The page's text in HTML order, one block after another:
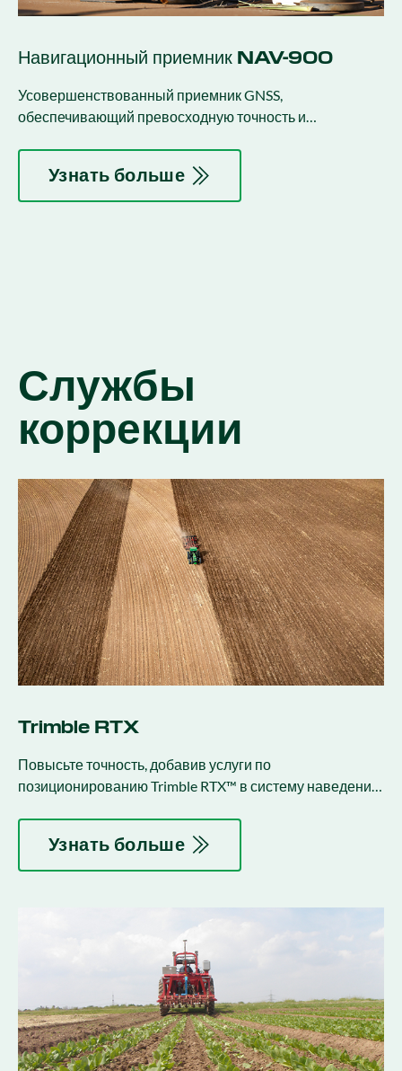
Навигационный приемник NAV-900
Усовершенствованный приемник GNSS,
обеспечивающий превосходную точность и
Узнать больше
Службы
коррекции
Trimble RTX
Повысьте точность, добавив услуги по
позиционированию Trimble RTX™ в систему наведения
Узнать больше